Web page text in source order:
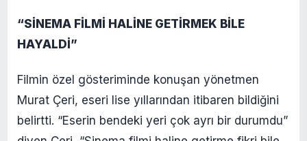
“SİNEMA FİLMİ HALİNE GETİRMEK BİLE
HAYALDİ”
Filmin özel gösteriminde konuşan yönetmen
Murat Çeri, eseri lise yıllarından itibaren bildiğini
belirtti. “Eserin bendeki yeri çok ayrı bir durumdu”